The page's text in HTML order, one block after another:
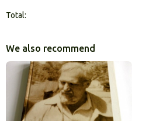
Total:
We also recommend